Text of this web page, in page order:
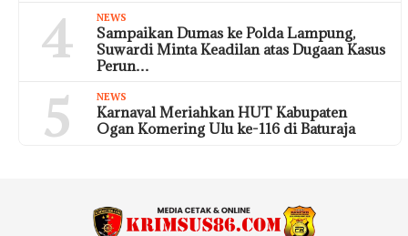
4 NEWS
Sampaikan Dumas ke Polda Lampung,
Suwardi Minta Keadilan atas Dugaan Kasus
Perun…
5 NEWS
Karnaval Meriahkan HUT Kabupaten
Ogan Komering Ulu ke-116 di Baturaja